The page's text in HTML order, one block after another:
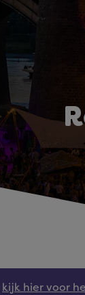
kijk hier voor